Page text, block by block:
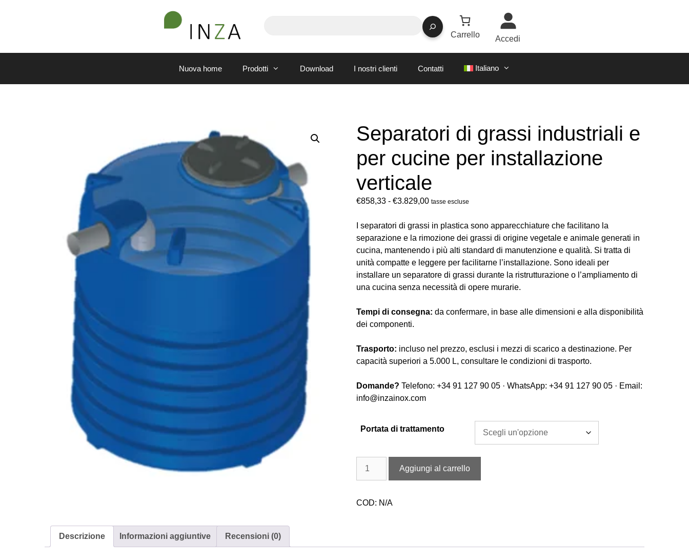
Carrello Accedi
Nuova home Prodotti Download I nostri clienti Contatti Italiano
Separatori di grassi industriali e
per cucine per installazione
verticale
€858,33 - €3.829,00 tasse escluse
I separatori di grassi in plastica sono apparecchiature che facilitano la
separazione e la rimozione dei grassi di origine vegetale e animale generati in
cucina, mantenendo i più alti standard di manutenzione e qualità. Si tratta di
unità compatte e leggere per facilitarne l’installazione. Sono ideali per
installare un separatore di grassi durante la ristrutturazione o l’ampliamento di
una cucina senza necessità di opere murarie.
Tempi di consegna: da confermare, in base alle dimensioni e alla disponibilità
dei componenti.
Trasporto: incluso nel prezzo, esclusi i mezzi di scarico a destinazione. Per
capacità superiori a 5.000 L, consultare le condizioni di trasporto.
Domande? Telefono: +34 91 127 90 05 · WhatsApp: +34 91 127 90 05 · Email:
info@inzainox.com
Portata di trattamento
Aggiungi al carrello
COD: N/A
Descrizione Informazioni aggiuntive Recensioni (0)